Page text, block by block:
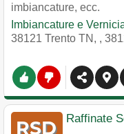
imbiancature, ecc.
Imbiancature e
38121 Trento TN, ,
Raffinate